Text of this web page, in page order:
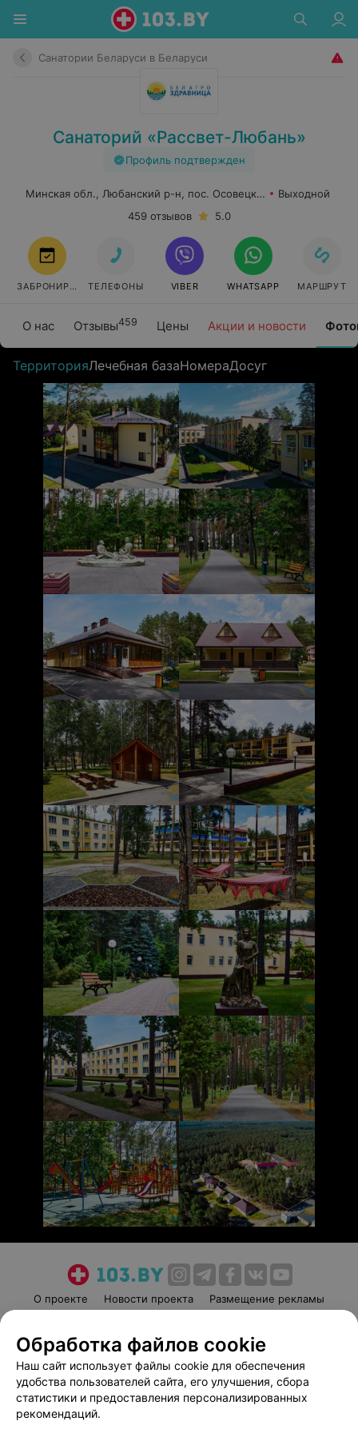
Санатории Беларуси в Беларуси
Санаторий «Рассвет-Любань»
Профиль подтвержден
О нас Отзывы459 Цены Акции и новости
Минская обл., Любанский р-н, пос. Осовецкий
Выходной
459 отзывов
5.0
ЗАБРОНИРОВАТЬТЕЛЕФОНЫ VIBER WHATSAPP МАРШРУТ
ТерриторияЛечебная базаНомераДосуг
О проекте Новости проекта
Размещение рекламы
Пользовательское соглашение
Способы оплаты
Вакансии
Партнеры
Написать руководителю 103.by
Обработка файлов cookie
Наш сайт использует файлы cookie для обеспечения
удобства пользователей сайта, его улучшения, сбора
статистики и предоставления персонализированных
рекомендаций.